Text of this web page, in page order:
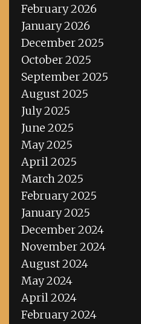
February 2026
January 2026
December 2025
October 2025
September 2025
August 2025
July 2025
June 2025
May 2025
April 2025
March 2025
February 2025
January 2025
December 2024
November 2024
August 2024
May 2024
April 2024
February 2024